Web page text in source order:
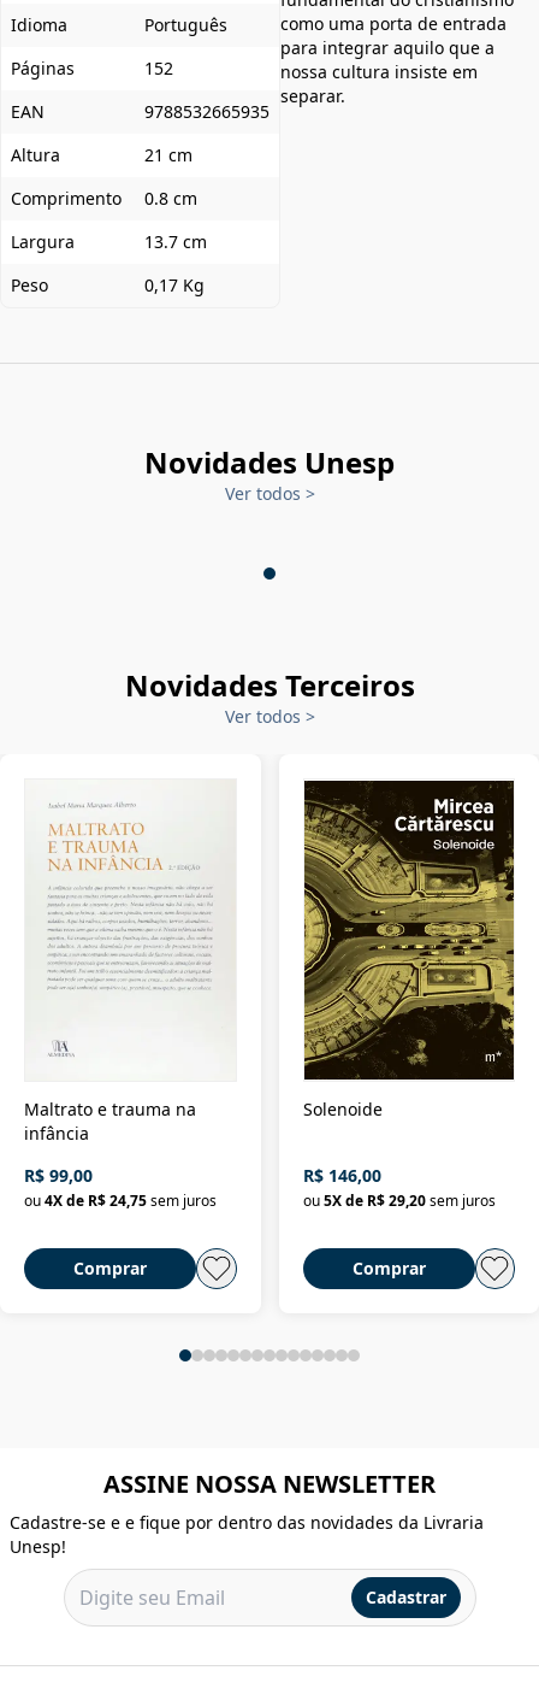
Idioma
Português
Páginas
152
EAN
9788532665935
Altura
21 cm
Comprimento
0.8 cm
Largura
13.7 cm
Peso
0,17 Kg
como uma porta de entrada
para integrar aquilo que a
nossa cultura insiste em
separar.
Novidades Unesp
Ver todos >
Novidades Terceiros
Ver todos >
Maltrato e trauma na
infância
R$ 99,00
ou4X de R$ 24,75sem juros
Comprar
Solenoide
R$ 146,00
ou 5X de R$ 29,20 sem juros
Comprar
ASSINE NOSSA NEWSLETTER
Cadastre-se e e fique por dentro das novidades da Livraria
Unesp!
Cadastrar